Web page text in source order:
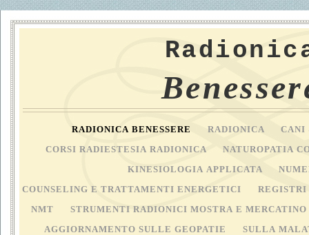
RADIONICA BENESSERE RADIONICA CANI
CORSI RADIESTESIA RADIONICA NATUROPATIA
KINESIOLOGIA APPLICATA
COUNSELING E TRATTAMENTI ENERGETICI
NMT STRUMENTI RADIONICI MOSTRA E MERCATINO
AGGIORNAMENTO SULLE GEOPATIE SULLA